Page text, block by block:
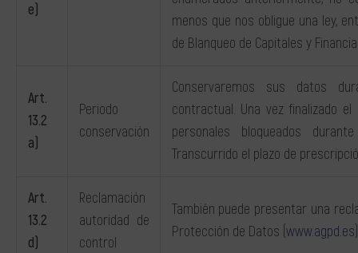
e)
menos que nos obligue una ley,
de Blanqueo de Capitales y
Art.
13.2
a)
Periodo
conservación
Conservaremos sus datos
contractual. Una vez finalizado
personales bloqueados
Transcurrido el plazo de
Art.
13.2
d)
Reclamación
autoridad de
control
También puede presentar una
Protección de Datos ( www.agpd.es